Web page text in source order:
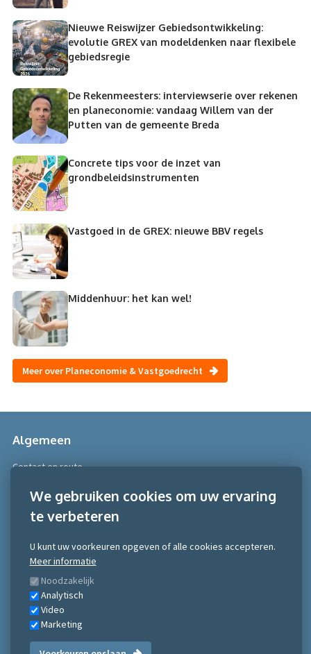
Nieuwe Reiswijzer Gebiedsontwikkeling:
evolutie GREX van modeldenken naar flexibele
gebiedsregie
De Rekenmeesters: interviewserie over rekenen
en planeconomie: vandaag Willem van der
Putten van de gemeente Breda
Concrete tips voor de inzet van
grondbeleidsinstrumenten
Vastgoed in de GREX: nieuwe BBV regels
Middenhuur: het kan wel!
Meer over Planeconomie & Vastgoedrecht
Algemeen
Contact en route
Meer informatie
Algemene voorwaarden
Algemene voorwaarden NRTO consumentenmarkt
Gedragscode NRTO
Privacy Statement
Inschrijven nieuwsbrief
We gebruiken cookies om uw ervaring
te verbeteren
U kunt uw voorkeuren opgeven of alle cookies accepteren.
Meer informatie
Noodzakelijk
Analytisch
Video
Marketing